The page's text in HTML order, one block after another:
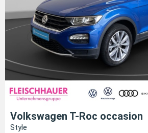
Volkswagen T-Roc occasion
Style